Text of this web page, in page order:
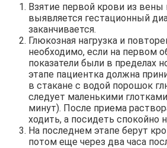
Взятие первой крови из вены
выявляется гестационный
заканчивается.
Глюкозная нагрузка и
необходимо, если на первом
показатели были в пределах
этапе пациентка должна
в стакане с водой порошок
следует маленькими
минут). После приема
ходить, а посидеть спокойно
На последнем этапе берут
потом еще через два часа